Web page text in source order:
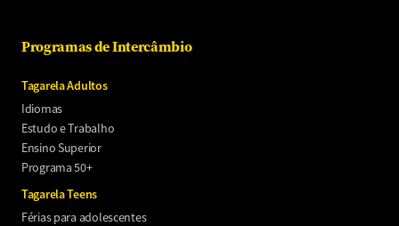
Programas de Intercâmbio
Tagarela Adultos
Idiomas
Estudo e Trabalho
Ensino Superior
Programa 50+
Tagarela Teens
Férias para adolescentes